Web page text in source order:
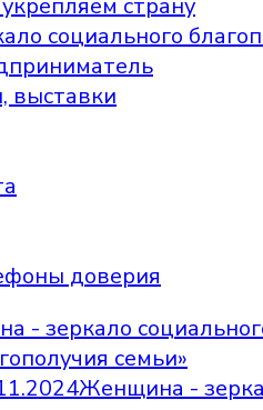
страну
социального
выставки
доверия
- зеркало
семьи»
Женщина -